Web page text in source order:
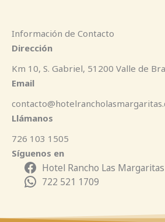
Información de Contacto
Dirección
Km 10, S. Gabriel, 51200 Valle de
Email
Llámanos
726 103 1505
Síguenos en
Hotel Rancho Las Margaritas
722 521 1709